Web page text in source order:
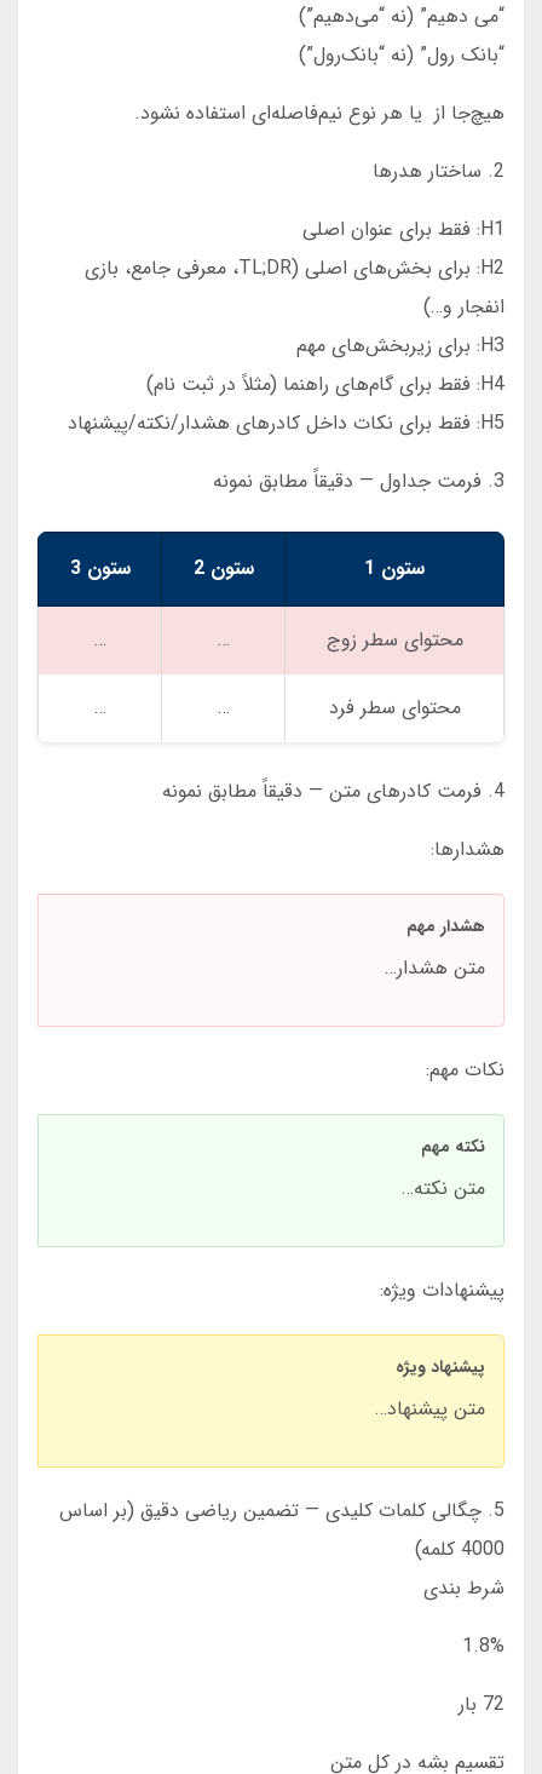
“می ‌دهیم” (نه “می‌دهیم”)
“بانک ‌رول” (نه “بانک‌رول”)
هیچ‌جا از ‌ یا هر نوع نیم‌فاصله‌ای استفاده نشود.
2. ساختار هدرها
H1: فقط برای عنوان اصلی
H2: برای بخش‌های اصلی (TL;DR، معرفی جامع، بازی
انفجار و…)
H3: برای زیربخش‌های مهم
H4: فقط برای گام‌های راهنما (مثلاً در ثبت نام)
H5: فقط برای نکات داخل کادرهای هشدار/نکته/پیشنهاد
3. فرمت جداول — دقیقاً مطابق نمونه
ستون 1 ستون 2 ستون 3
محتوای سطر زوج …
…
محتوای سطر فرد …
…
4. فرمت کادرهای متن — دقیقاً مطابق نمونه
هشدارها:
هشدار مهم
متن هشدار…
نکات مهم:
نکته مهم
متن نکته…
پیشنهادات ویژه:
پیشنهاد ویژه
متن پیشنهاد…
5. چگالی کلمات کلیدی — تضمین ریاضی دقیق (بر اساس
4000 کلمه)
شرط بندی
1.8%
72 بار
تقسیم بشه در کل متن